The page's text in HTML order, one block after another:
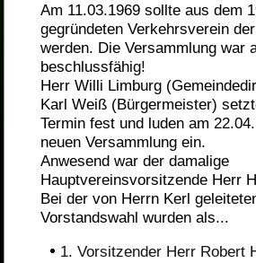
Am 11.03.1969 sollte aus dem
gegründeten Verkehrsverein
werden. Die Versammlung war
beschlussfähig!
Herr Willi Limburg
Karl Weiß (Bürgermeister)
Termin fest und luden am
neuen Versammlung ein.
Anwesend war der damalige
Hauptvereinsvorsitzende Herr
Bei der von Herrn Kerl
Vorstandswahl wurden als...
1. Vorsitzender Herr Robert